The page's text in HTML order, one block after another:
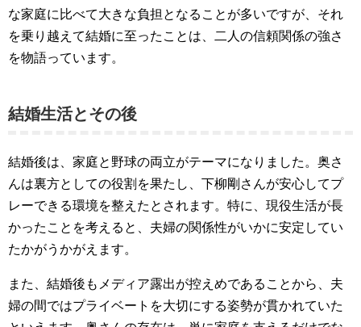
な家庭に比べて大きな負担となることが多いですが、それ
を乗り越えて結婚に至ったことは、二人の信頼関係の強さ
を物語っています。
結婚生活とその後
結婚後は、家庭と野球の両立がテーマになりました。奥さ
んは裏方としての役割を果たし、下柳剛さんが安心してプ
レーできる環境を整えたとされます。特に、現役生活が長
かったことを考えると、夫婦の関係性がいかに安定してい
たかがうかがえます。
また、結婚後もメディア露出が控えめであることから、夫
婦の間ではプライベートを大切にする姿勢が貫かれていた